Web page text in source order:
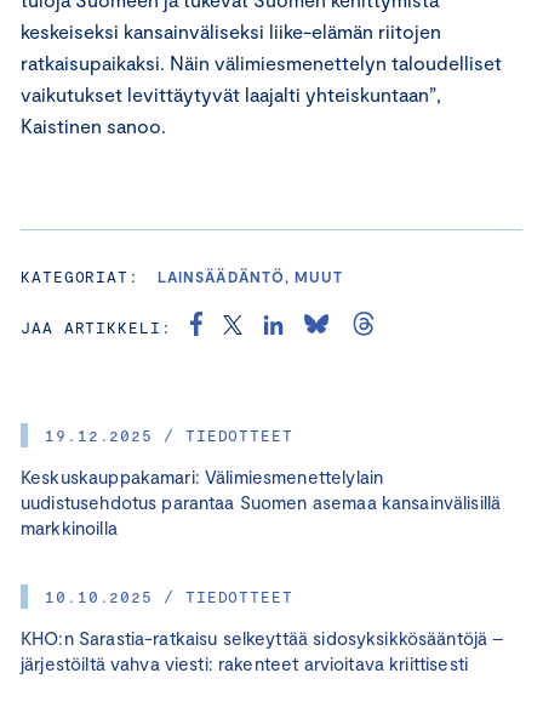
19.12.2025 / TIEDOTTEET
Keskuskauppakamari: Välimiesmenettelylain
uudistusehdotus parantaa Suomen asemaa kansainvälisillä
markkinoilla
10.10.2025 / TIEDOTTEET
KHO:n Sarastia-ratkaisu selkeyttää sidosyksikkösääntöjä –
järjestöiltä vahva viesti: rakenteet arvioitava kriittisesti
keskeiseksi kansainväliseksi liike-elämän riitojen
ratkaisupaikaksi. Näin välimiesmenettelyn taloudelliset
vaikutukset levittäytyvät laajalti yhteiskuntaan”,
Kaistinen sanoo.
KATEGORIAT: LAINSÄÄDÄNTÖ, MUUT
JAA ARTIKKELI: